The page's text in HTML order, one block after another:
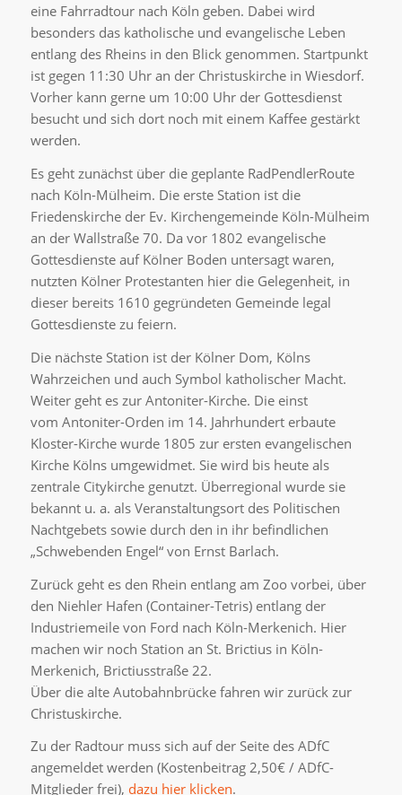
eine Fahrradtour nach Köln geben. Dabei wird
besonders das katholische und evangelische Leben
entlang des Rheins in den Blick genommen. Startpunkt
ist gegen 11:30 Uhr an der Christuskirche in Wiesdorf.
Vorher kann gerne um 10:00 Uhr der Gottesdienst
besucht und sich dort noch mit einem Kaffee gestärkt
werden.
Es geht zunächst über die geplante RadPendlerRoute
nach Köln-Mülheim. Die erste Station ist die
Friedenskirche der Ev. Kirchengemeinde Köln-Mülheim
an der Wallstraße 70. Da vor 1802 evangelische
Gottesdienste auf Kölner Boden untersagt waren,
nutzten Kölner Protestanten hier die Gelegenheit, in
dieser bereits 1610 gegründeten Gemeinde legal
Gottesdienste zu feiern.
Die nächste Station ist der Kölner Dom, Kölns
Wahrzeichen und auch Symbol katholischer Macht.
Weiter geht es zur Antoniter-Kirche. Die einst
vom Antoniter-Orden im 14. Jahrhundert erbaute
Kloster-Kirche wurde 1805 zur ersten evangelischen
Kirche Kölns umgewidmet. Sie wird bis heute als
zentrale Citykirche genutzt. Überregional wurde sie
bekannt u. a. als Veranstaltungsort des Politischen
Nachtgebets sowie durch den in ihr befindlichen
„Schwebenden Engel“ von Ernst Barlach.
Zurück geht es den Rhein entlang am Zoo vorbei, über
den Niehler Hafen (Container-Tetris) entlang der
Industriemeile von Ford nach Köln-Merkenich. Hier
machen wir noch Station an St. Brictius in Köln-
Merkenich, Brictiusstraße 22.
Über die alte Autobahnbrücke fahren wir zurück zur
Christuskirche.
Zu der Radtour muss sich auf der Seite des ADfC
angemeldet werden (Kostenbeitrag 2,50€ / ADfC-
Mitglieder frei), dazu hier klicken.